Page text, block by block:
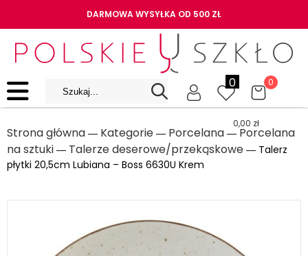
DARMOWA WYSYŁKA OD 500 ZŁ
0 0
0,00 zł
Strona główna ― Kategorie ― Porcelana ― Porcelana
na sztuki ― Talerze deserowe/przekąskowe ― Talerz
płytki 20,5cm Lubiana – Boss 6630U Krem